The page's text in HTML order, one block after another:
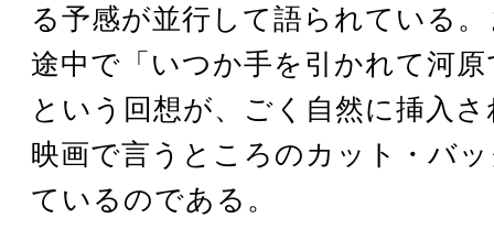
る予感が並行して語られている
途中で「いつか手を引かれて河
という回想が、ごく自然に挿入
映画で言うところのカット・バ
ているのである。